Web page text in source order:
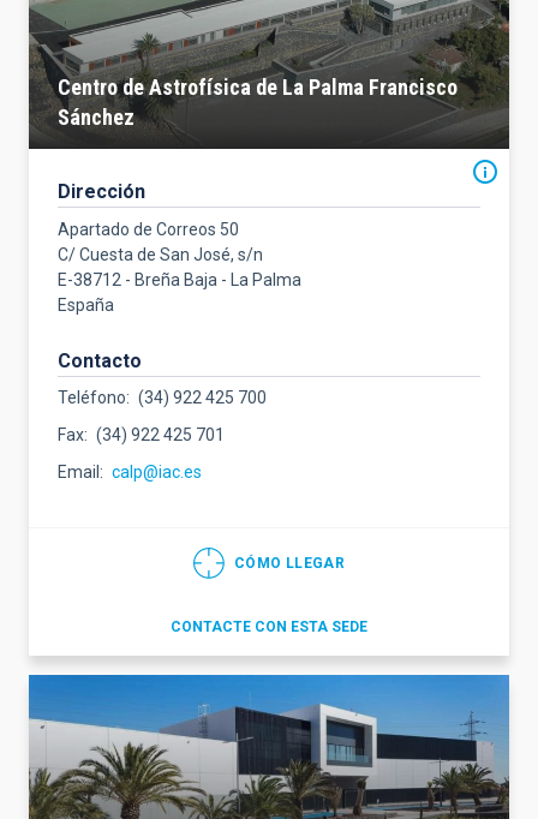
Centro de Astrofísica de La Palma Francisco
Sánchez
Dirección
Apartado de Correos 50
C/ Cuesta de San José, s/n
E-38712 - Breña Baja - La Palma
España
Contacto
Teléfono
(34) 922 425 700
Fax
(34) 922 425 701
Email
calp@iac.es
CÓMO LLEGAR
CONTACTE CON ESTA SEDE